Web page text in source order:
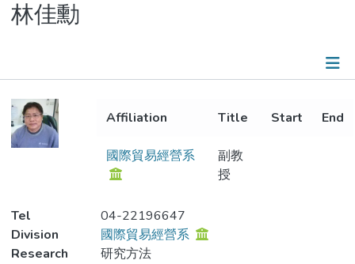
Organizations
林佳勳
Affiliation Title Start End
國際貿易經營系
副教
授
Tel
04-22196647
Division
國際貿易經營系
Research
研究方法